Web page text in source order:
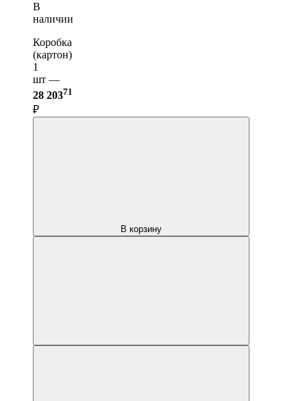
В
наличии
Коробка
(картон)
1
шт —
28 20371
₽
В корзину